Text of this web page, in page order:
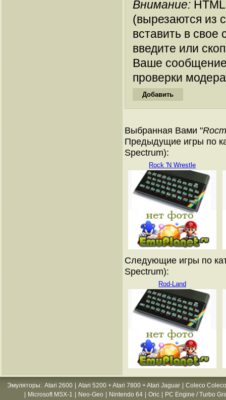
Внимание:
(вырезаются из
вставить в
введите или
Ваше
проверки
Выбранная Вами "
Предыдущие игры по
Spectrum):
Rock 'N Wrestle
Следующие игры по
Spectrum):
Rod-Land
Эмуляторы : Atari 2600 Atari 5200 + Atari 7800 + Atari Jaguar
Coleco
Microsoft MSX-1 Neo-Geo Nintendo 64 Oric PC Engine / Turbo